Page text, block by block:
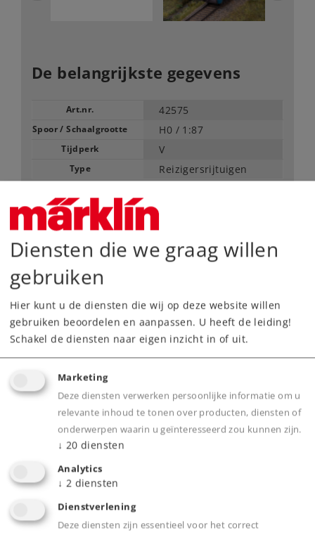
De belangrijkste gegevens
Art.nr. 42575
Spoor / Schaalgrootte H0 / 1:87
Tijdperk V
Type Reizigersrijtuigen
89,99 € Adviesprijs
voorlopige levertijd: 4e kwartaal 2026
Dealer zoeken
Downloads
Onderdelen bestellen
Product
Diensten die we graag willen
gebruiken
Hier kunt u de diensten die wij op deze website willen
gebruiken beoordelen en aanpassen. U heeft de leiding!
Schakel de diensten naar eigen inzicht in of uit.
Marketing
Deze diensten verwerken persoonlijke informatie om u
relevante inhoud te tonen over producten, diensten of
onderwerpen waarin u geïnteresseerd zou kunnen zijn.
↓ 20 diensten
Analytics
↓ 2 diensten
Dienstverlening
Deze diensten zijn essentieel voor het correct